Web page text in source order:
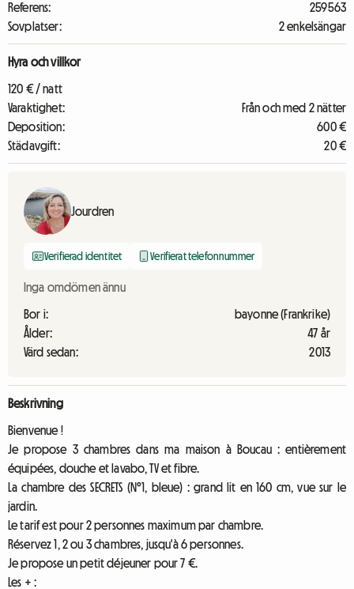
Referens:
259563
Sovplatser:
2 enkelsängar
Hyra och villkor
120 € / natt
Varaktighet:
Från och med 2 nätter
Deposition:
600 €
Städavgift:
20 €
Jourdren
Verifierad identitet Verifierat telefonnummer
Inga omdömen ännu
Bor i:
bayonne (Frankrike)
Ålder:
47 år
Värd sedan:
2013
Beskrivning
Bienvenue !
Je propose 3 chambres dans ma maison à Boucau : entièrement
équipées, douche et lavabo, TV et fibre.
La chambre des SECRETS (N°1, bleue) : grand lit en 160 cm, vue sur le
jardin.
Le tarif est pour 2 personnes maximum par chambre.
Réservez 1, 2 ou 3 chambres, jusqu'à 6 personnes.
Je propose un petit déjeuner pour 7 €.
Les + :